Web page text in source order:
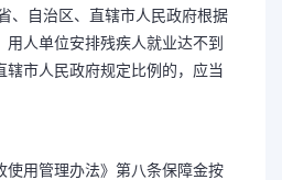
、自治区、直辖市人民政府根据
人单位安排残疾人就业达不到
辖市人民政府规定比例的，应当
使用管理办法》第八条保障金按